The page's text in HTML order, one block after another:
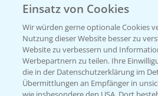
KONTAKT
Hilfe in Notfällen
T.+49 (0)214/30-20220
Einsatz von Cookies
Wir würden gerne optionale Cookies
Nutzung dieser Website besser zu
Website zu verbessern und
Werbepartnern zu teilen. Ihre
die in der Datenschutzerklärung im
Übermittlungen an Empfänger in